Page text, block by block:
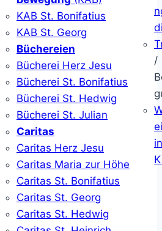
KAB St. Bonifatius
KAB St. Georg
Büchereien
Bücherei Herz Jesu
Bücherei St. Bonifatius
Bücherei St. Hedwig
Bücherei St. Julian
Caritas
Caritas Herz Jesu
Caritas Maria zur Höhe
Caritas St. Bonifatius
Caritas St. Georg
Caritas St. Hedwig
/